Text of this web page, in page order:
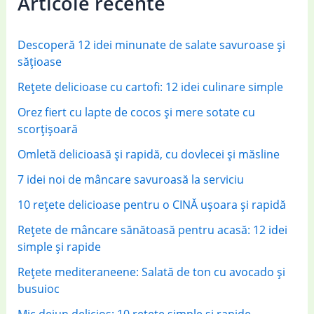
h
o
r
Descoperă 12 idei minunate de salate savuroase și
sățioase
Rețete delicioase cu cartofi: 12 idei culinare simple
Orez fiert cu lapte de cocos și mere sotate cu
scorțișoară
Omletă delicioasă și rapidă, cu dovlecei și măsline
7 idei noi de mâncare savuroasă la serviciu
10 rețete delicioase pentru o CINĂ ușoara și rapidă
Rețete de mâncare sănătoasă pentru acasă: 12 idei
simple și rapide
Rețete mediteraneene: Salată de ton cu avocado și
busuioc